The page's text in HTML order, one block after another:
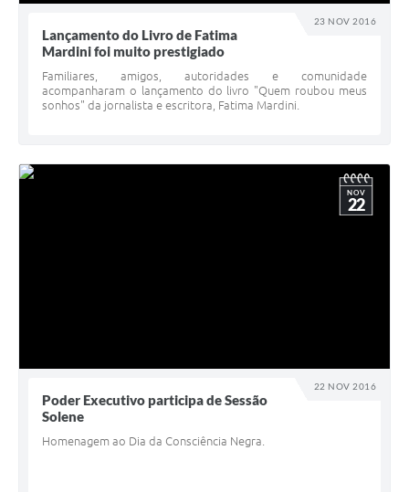
23 NOV 2016
Lançamento do Livro de Fatima
Mardini foi muito prestigiado
Familiares, amigos, autoridades e comunidade
acompanharam o lançamento do livro "Quem roubou meus
sonhos" da jornalista e escritora, Fatima Mardini.
22 NOV 2016
NOV
22
Poder Executivo participa de Sessão
Solene
Homenagem ao Dia da Consciência Negra.